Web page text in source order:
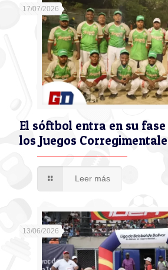
17/07/2026
El sóftbol entra en su
los Juegos
Leer más
13/06/2026